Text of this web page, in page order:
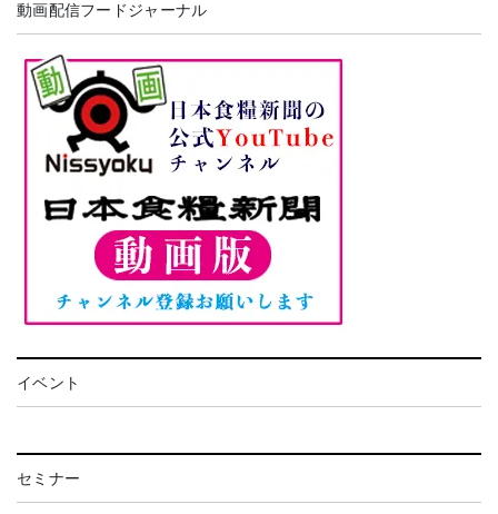
動画配信フードジャーナル
イベント
セミナー